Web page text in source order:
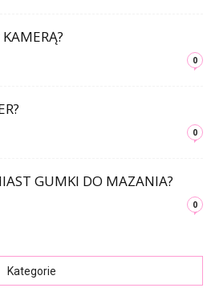
0
0
GUMKI DO MAZANIA?
0
Kategorie